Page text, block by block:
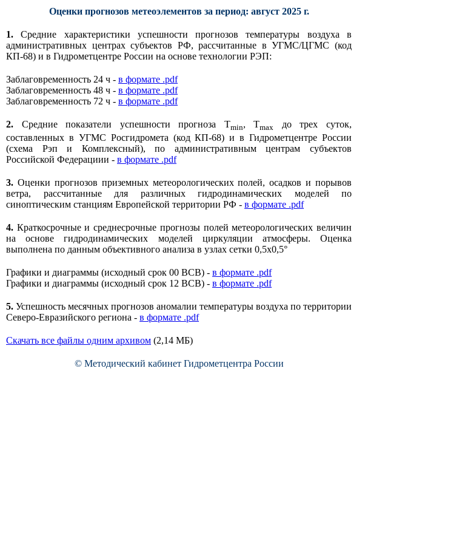
Оценки прогнозов метеоэлементов за период: август 2025 г.
1. Средние характеристики успешности прогнозов температуры воздуха в
административных центрах субъектов РФ, рассчитанные в УГМС/ЦГМС (код
КП-68) и в Гидрометцентре России на основе технологии РЭП:
Заблаговременность 24 ч - в формате .pdf
Заблаговременность 48 ч - в формате .pdf
Заблаговременность 72 ч - в формате .pdf
2. Средние показатели успешности прогноза Tmin, Tmax до трех суток,
составленных в УГМС Росгидромета (код КП-68) и в Гидрометцентре России
(схема Рэп и Комплексный), по административным центрам субъектов
Российской Федерациии - в формате .pdf
3. Оценки прогнозов приземных метеорологических полей, осадков и порывов
ветра, рассчитанные для различных гидродинамических моделей по
синоптическим станциям Европейской территории РФ - в формате .pdf
4. Краткосрочные и среднесрочные прогнозы полей метеорологических величин
на основе гидродинамических моделей циркуляции атмосферы. Оценка
выполнена по данным объективного анализа в узлах сетки 0,5x0,5°
Графики и диаграммы (исходный срок 00 ВСВ) - в формате .pdf
Графики и диаграммы (исходный срок 12 ВСВ) - в формате .pdf
5. Успешность месячных прогнозов аномалии температуры воздуха по территории
Северо-Евразийского региона - в формате .pdf
Скачать все файлы одним архивом (2,14 МБ)
© Методический кабинет Гидрометцентра России